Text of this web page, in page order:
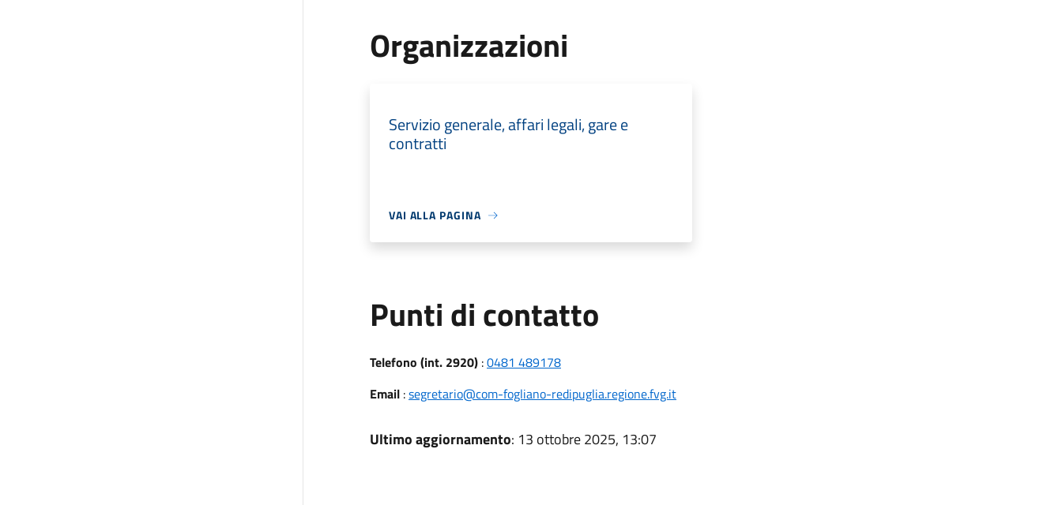
Organizzazioni
Servizio generale, affari legali, gare e
contratti
VAI ALLA PAGINA
Punti di contatto
Telefono (int. 2920):0481 489178
Email:segretario@com-fogliano-redipuglia.regione.fvg.it
Ultimo aggiornamento: 13 ottobre 2025, 13:07